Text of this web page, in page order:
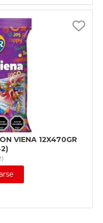
VIENA 12X470GR
)